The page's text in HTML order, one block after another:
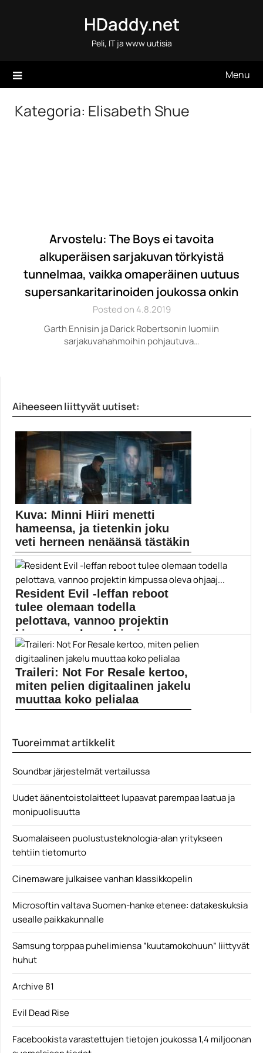
HDaddy.net
Peli, IT ja www uutisia
Menu
Kategoria: Elisabeth Shue
Arvostelu: The Boys ei tavoita
alkuperäisen sarjakuvan törkyistä
tunnelmaa, vaikka omaperäinen uutuus
supersankaritarinoiden joukossa onkin
Posted on 4.8.2019
Garth Ennisin ja Darick Robertsonin luomiin
sarjakuvahahmoihin pohjautuva…
Aiheeseen liittyvät uutiset:
Kuva: Minni Hiiri menetti
hameensa, ja tietenkin joku
veti herneen nenäänsä tästäkin
Disney on pistänyt Minni Hiiren vaateparren uuteen
Elokuvauutiset
Resident Evil -leffan reboot
tulee olemaan todella
pelottava, vannoo projektin
kimpussa oleva ohjaaj...
Resident Evil -elokuvasta ollaan puuhaamassa reboot-
versiota, eikä siitä...
Elokuvat
Traileri: Not For Resale kertoo,
miten pelien digitaalinen jakelu
muuttaa koko pelialaa
dokumenttielokuvat
Tuoreimmat artikkelit
Soundbar järjestelmät vertailussa
Uudet äänentoistolaitteet lupaavat parempaa laatua ja
monipuolisuutta
Suomalaiseen puolustusteknologia-alan yritykseen
tehtiin tietomurto
Cinemaware julkaisee vanhan klassikkopelin
Microsoftin valtava Suomen-hanke etenee: datakeskuksia
usealle paikkakunnalle
Samsung torppaa puhelimiensa ”kuutamokohuun” liittyvät
huhut
Archive 81
Evil Dead Rise
Facebookista varastettujen tietojen joukossa 1,4 miljoonan